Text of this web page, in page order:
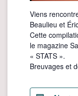
Viens
Beaulieu et
Cette
le magazine
« STATS ».
Breuvages et